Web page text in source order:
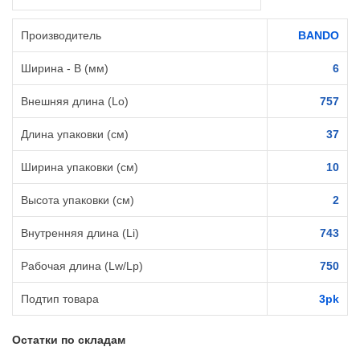
Производитель BANDO
Ширина - B (мм) 6
Внешняя длина (Lo) 757
Длина упаковки (см) 37
Ширина упаковки (см) 10
Высота упаковки (см) 2
Внутренняя длина (Li) 743
Рабочая длина (Lw/Lp) 750
Подтип товара 3pk
Остатки по складам